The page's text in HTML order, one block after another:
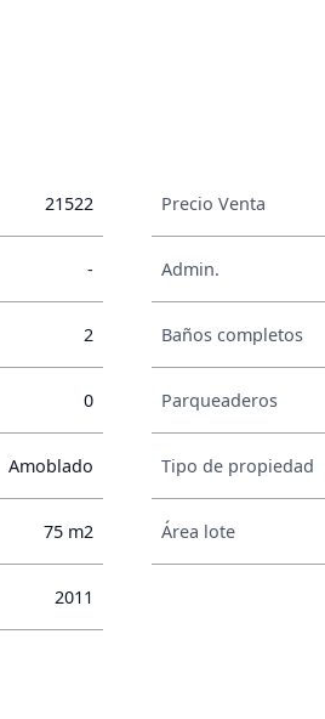
21522 Precio Venta
- Admin.
2 Baños completos
0 Parqueaderos
Amoblado Tipo de propiedad
75 m2 Área lote
2011